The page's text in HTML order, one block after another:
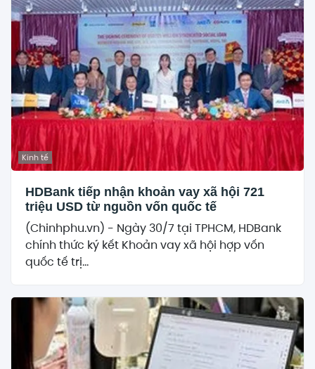
Kinh tế
HDBank tiếp nhận khoản vay xã hội 721
triệu USD từ nguồn vốn quốc tế
(Chinhphu.vn) - Ngày 30/7 tại TPHCM, HDBank
chính thức ký kết Khoản vay xã hội hợp vốn
quốc tế trị...